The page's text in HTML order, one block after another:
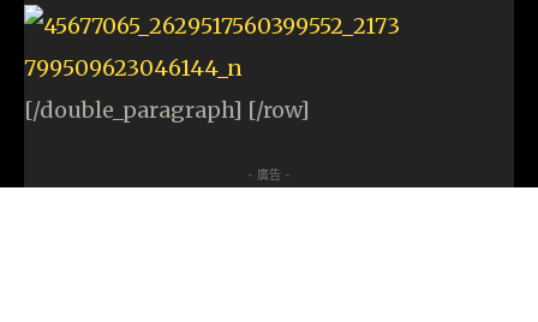
[/double_paragraph] [/row]
- 廣告 -